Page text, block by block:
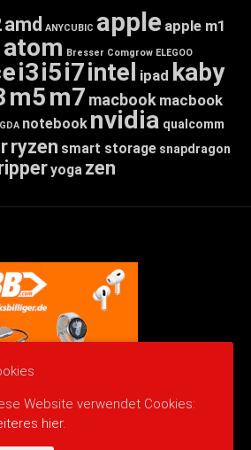
amd ANYCUBIC apple apple m1
atom Bresser Comgrow ELEGOO
i3i5i7intel ipad kaby
m5m7 macbook macbook
notebook nvidia qualcomm
ryzen smart storage snapdragon
yoga zen
Website verwendet Cookies:
hier.